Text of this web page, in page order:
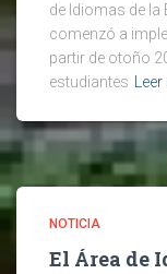
de Idiomas de la
comenzó a
partir de otoño
estudiantes
NOTICIA
El Área de